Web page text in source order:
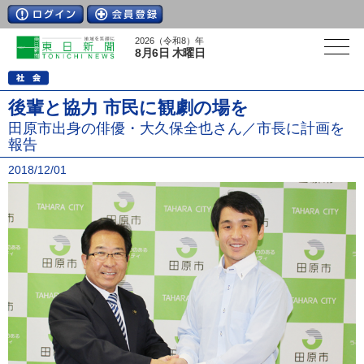
2026（令和8）年
8月6日 木曜日
後輩と協力 市民に観劇の場を
田原市出身の俳優・大久保全也さん／市長に計画を
報告
2018/12/01